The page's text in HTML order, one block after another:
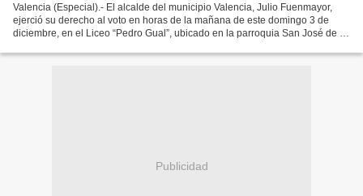
Valencia (Especial).- El alcalde del municipio Valencia, Julio Fuenmayor,
ejerció su derecho al voto en horas de la mañana de este domingo 3 de
diciembre, en el Liceo “Pedro Gual”, ubicado en la parroquia San José de la
Publicidad